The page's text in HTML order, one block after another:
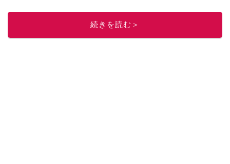
このイチオシストの他の記事を読む
続きを読む＞